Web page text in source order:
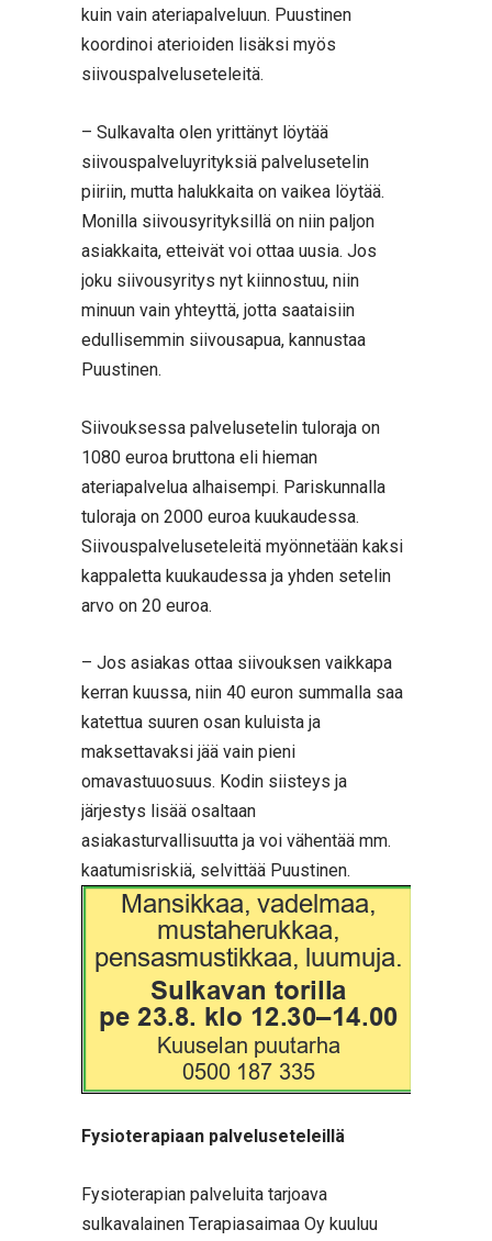
kuin vain ateriapalveluun. Puustinen
koordinoi aterioiden lisäksi myös
siivouspalveluseteleitä.
– Sulkavalta olen yrittänyt löytää
siivouspalveluyrityksiä palvelusetelin
piiriin, mutta halukkaita on vaikea löytää.
Monilla siivousyrityksillä on niin paljon
asiakkaita, etteivät voi ottaa uusia. Jos
joku siivousyritys nyt kiinnostuu, niin
minuun vain yhteyttä, jotta saataisiin
edullisemmin siivousapua, kannustaa
Puustinen.
Siivouksessa palvelusetelin tuloraja on
1080 euroa bruttona eli hieman
ateriapalvelua alhaisempi. Pariskunnalla
tuloraja on 2000 euroa kuukaudessa.
Siivouspalveluseteleitä myönnetään kaksi
kappaletta kuukaudessa ja yhden setelin
arvo on 20 euroa.
– Jos asiakas ottaa siivouksen vaikkapa
kerran kuussa, niin 40 euron summalla saa
katettua suuren osan kuluista ja
maksettavaksi jää vain pieni
omavastuuosuus. Kodin siisteys ja
järjestys lisää osaltaan
asiakasturvallisuutta ja voi vähentää mm.
kaatumisriskiä, selvittää Puustinen.
Fysioterapiaan palveluseteleillä
Fysioterapian palveluita tarjoava
sulkavalainen Terapiasaimaa Oy kuuluu